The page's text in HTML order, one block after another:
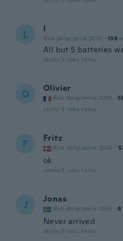
L l
Rok dołączenia 2016 · 139
All but 5 batteries
około 5 roku temu
O Olivier
Rok dołączenia 2019 ·
około 5 roku temu
F Fritz
Rok dołączenia 2020 ·
ok
około 5 roku temu
J Jonas
Rok dołączenia 2016 · 8
Never arrived
około 5 roku temu